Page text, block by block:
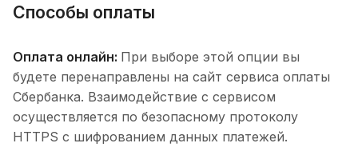
Способы оплаты
Оплата онлайн: При выборе этой опции вы
будете перенаправлены на сайт сервиса оплаты
Сбербанка. Взаимодействие с сервисом
осуществляется по безопасному протоколу
HTTPS с шифрованием данных платежей.